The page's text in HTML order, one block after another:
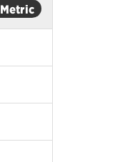
Metric